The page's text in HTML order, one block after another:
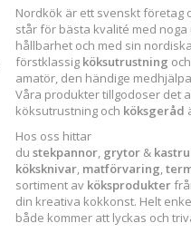
Nordkök är ett svenskt företag
står för bästa kvalité med
hållbarhet och med sin
förstklassig köksutrustning och
amatör, den händige
Våra produkter tillgodoser det
köksutrustning och köksgeråd
Hos oss hittar
du stekpannor, grytor &
köksknivar, matförvaring,
sortiment av köksprodukter
din kreativa kokkonst. Helt
både kommer att lyckas och